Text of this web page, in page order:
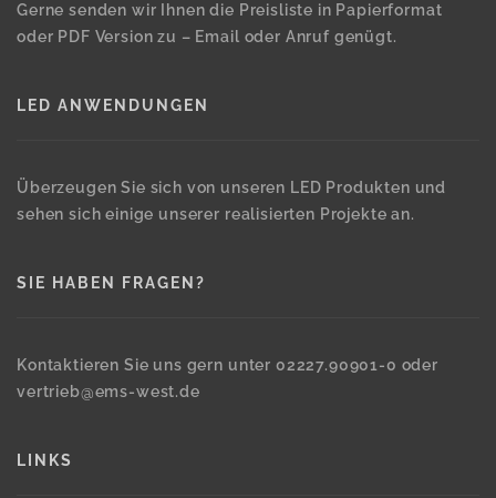
Gerne senden wir Ihnen die Preisliste in Papierformat
oder PDF Version zu – Email oder Anruf genügt.
LED ANWENDUNGEN
Überzeugen Sie sich von unseren LED Produkten und
sehen sich einige unserer realisierten Projekte an.
SIE HABEN FRAGEN?
Kontaktieren Sie uns gern unter 02227.90901-0 oder
vertrieb@ems-west.de
LINKS